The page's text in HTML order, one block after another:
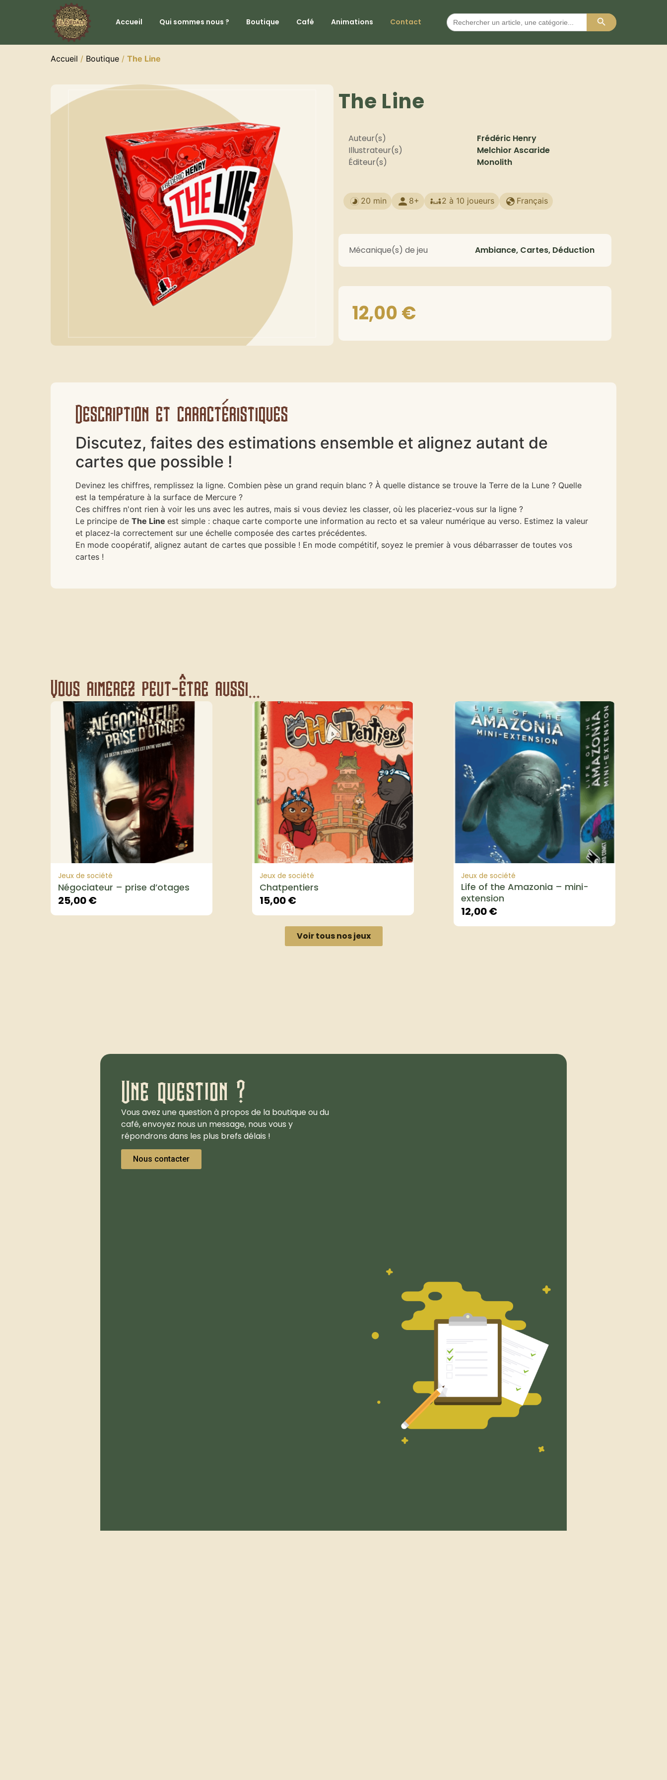
Accueil Qui sommes nous ? Boutique Café Animations Contact
Search
for:
Search Button
Accueil / Boutique / The Line
The Line
Auteur(s)
Frédéric Henry
Illustrateur(s)
Melchior Ascaride
Éditeur(s)
Monolith
20 min 8+ 2 à 10 joueurs Français
Mécanique(s) de jeu Ambiance, Cartes, Déduction
12,00€
Description et caractéristiques
Discutez, faites des estimations ensemble et alignez autant de
cartes que possible !
Devinez les chiffres, remplissez la ligne. Combien pèse un grand requin blanc ? À quelle distance se trouve la Terre de la Lune ? Quelle
est la température à la surface de Mercure ?
Ces chiffres n'ont rien à voir les uns avec les autres, mais si vous deviez les classer, où les placeriez-vous sur la ligne ?
Le principe deThe Lineest simple : chaque carte comporte une information au recto et sa valeur numérique au verso. Estimez la valeur
et placez-la correctement sur une échelle composée des cartes précédentes.
En mode coopératif, alignez autant de cartes que possible ! En mode compétitif, soyez le premier à vous débarrasser de toutes vos
cartes !
Vous aimerez peut-être aussi...
Jeux de société
Négociateur – prise d’otages
25,00€
Jeux de société
Chatpentiers
15,00€
Jeux de société
Life of the Amazonia – mini-
extension
12,00€
Voir tous nos jeux
Une question ?
Vous avez une question à propos de la boutique ou du
café, envoyez nous un message, nous vous y
répondrons dans les plus brefs délais !
Nous contacter